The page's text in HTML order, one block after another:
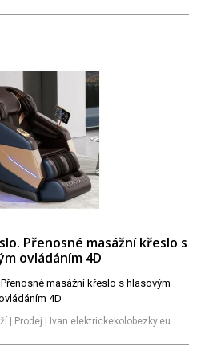
Přenosné masážní křeslo s
ovládáním 4D
masážní křeslo s hlasovým
4D
| Prodej | Ivan elektrickekolobezky.eu